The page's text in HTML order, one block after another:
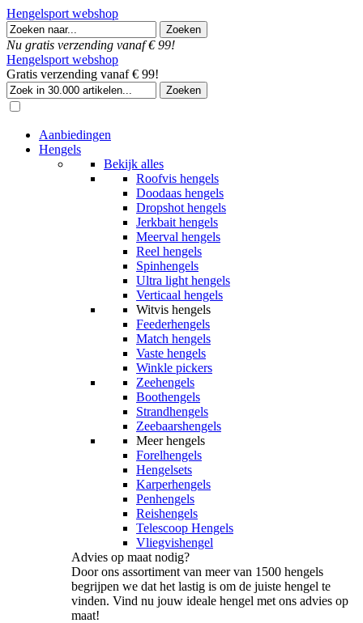
Hengelsport webshop
Nu gratis verzending vanaf € 99!
Hengelsport webshop
Gratis verzending vanaf € 99!
Aanbiedingen
Hengels
Bekijk alles
Roofvis hengels
Doodaas hengels
Dropshot hengels
Jerkbait hengels
Meerval hengels
Reel hengels
Spinhengels
Ultra light hengels
Verticaal hengels
Witvis hengels
Feederhengels
Match hengels
Vaste hengels
Winkle pickers
Zeehengels
Boothengels
Strandhengels
Zeebaarshengels
Meer hengels
Forelhengels
Hengelsets
Karperhengels
Penhengels
Reishengels
Telescoop Hengels
Vliegvishengel
Advies op maat nodig?
Door ons assortiment van meer van 1500 hengels
begrijpen we dat het lastig is om de juiste hengel te
vinden. Vind nu jouw ideale hengel met ons advies op
maat!